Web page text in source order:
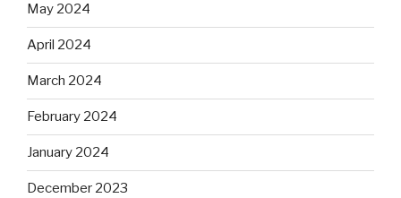
May 2024
April 2024
March 2024
February 2024
January 2024
December 2023